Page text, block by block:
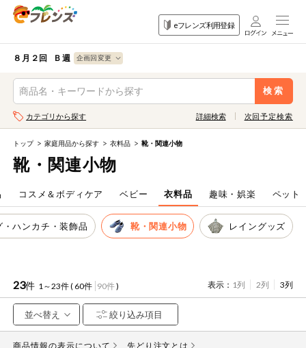
eフレンズ利用登録
ログイン
生協加入はこちら
登録から開始まで
注文番号注文
お気に入り注文
８月２回 Ｂ週
検索
食品
から探す
目的
から探す
果物
野菜
肉・ハム・ソ
ーセージ
魚介・加工品
米・雑穀など
パン・ジャム
豆腐・納豆・
こんにゃく
果物すべて
カテゴリから探す 詳細検索
検索条件を指定してください。全項目に条件を指定しなくて
も検索できます。
キーワード
キーワードをすべて含む
メーカー名
カテゴリ
次回予定検索
トップ 家庭用品から探す 衣料品 靴・関連小物
靴・関連小物
コスメ＆ボディケア ベビー 衣料品 趣味・娯楽 ペット
・ハンカチ・装飾品 靴・関連小物 レイングッズ
23件 1～23件 ( 60件 90件) 表示： 1列 2列 3列
商品情報の表示について 先どり注文とは